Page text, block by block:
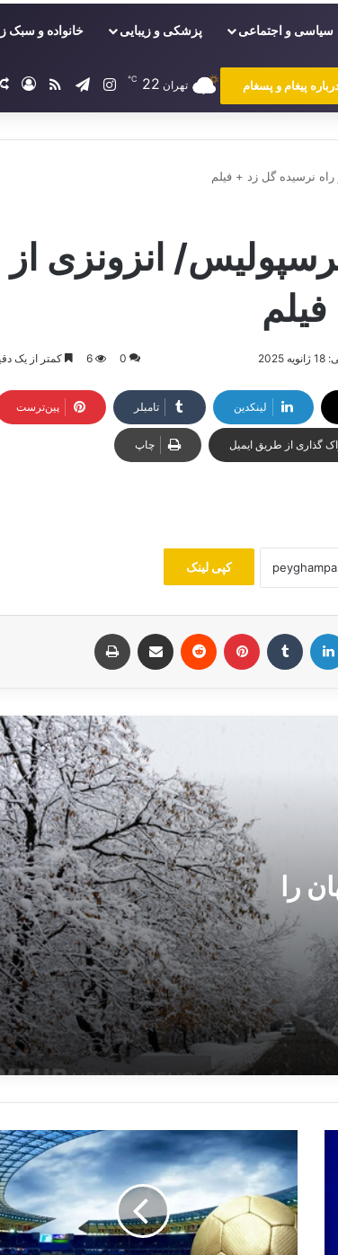
سیاسی و اجتماعی پزشکی و زیبایی خانواده و سبک
پیغام و پسغام تهران 22
℃ اینستاگرام
تلگرام خوراک
نرسیده گل زد + فیلم
انزونزی از
0
6 کمتر از یک
لینکدین ‫تامبلر ‫پین‌ترست
گذاری از طریق ایمیل چاپ
کپی لینک
را
قیمت طلا و سکه در بازار سقوط کرد +
جدول ۲۰ اسفند
توقف تجهیزات نظامی آلمانی به رژیم
صهیونیستی
آغاز سال تحصیلی شعبه بین الملل
علوم پزشکی تهران در کربلا
فوت یکی از کارکنان شرکت نفت و گاز
گچساران در حین انجام وظیفه
ربودن امام موسی صدر در نشستی
ر
ی
ب
پ